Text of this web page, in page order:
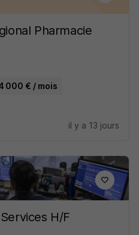
Pharmacie
000 € / mois
il y a 13 jours
H/F